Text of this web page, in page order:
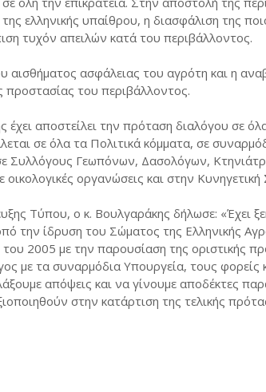
ελληνικής υπαίθρου, η διασφάλιση της
τυχόν απειλών κατά του περιβάλλοντος.
αισθήματος ασφάλειας του αγρότη και η
του περιβάλλοντος.
αποστείλει την πρόταση διαλόγου σε
σε όλα τα Πολιτικά κόμματα, σε
Συλλόγους Γεωπόνων, Δασολόγων,
οικολογικές οργανώσεις και στην
Τύπου, ο κ. Βουλγαράκης δήλωσε: «Έχει
την ίδρυση του Σώματος της Ελληνικής
2005 με την παρουσίαση της οριστικής
με τα συναρμόδια Υπουργεία, τους φορείς
απόψεις και να γίνουμε αποδέκτες
στην κατάρτιση της τελικής